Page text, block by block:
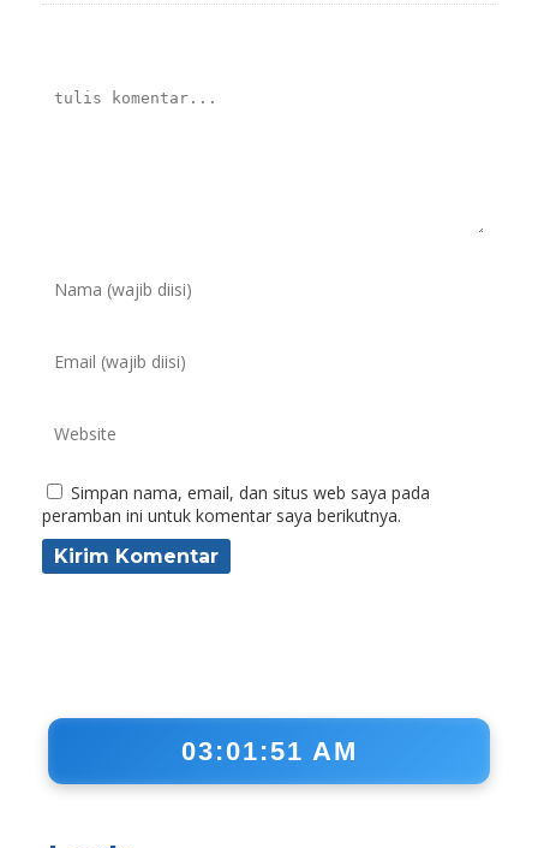
Simpan nama, email, dan situs web saya pada
peramban ini untuk komentar saya berikutnya.
03:01:52 AM